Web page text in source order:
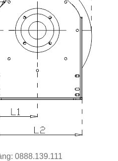
0888.139.111